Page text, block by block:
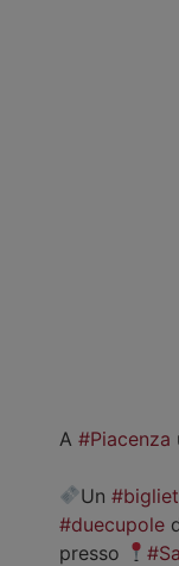
A #Piacenza
Un
#duecupole
presso